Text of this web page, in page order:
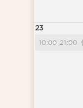
23
10:00-21:00